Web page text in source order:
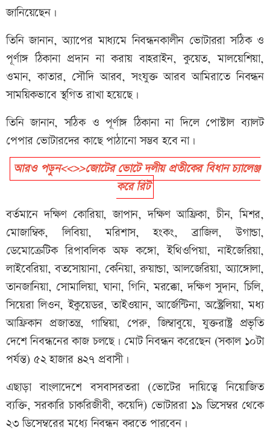
জানিয়েছেন।
তিনি জানান, অ্যাপের মাধ্যমে নিবন্ধনকালীন ভোটাররা সঠিক ও
পূর্ণাঙ্গ ঠিকানা প্রদান না করায় বাহরাইন, কুয়েত, মালয়েশিয়া,
ওমান, কাতার, সৌদি আরব, সংযুক্ত আরব আমিরাতে নিবন্ধন
সাময়িকভাবে স্থগিত রাখা হয়েছে।
তিনি জানান, সঠিক ও পূর্ণাঙ্গ ঠিকানা না দিলে পোস্টাল ব্যালট
পেপার ভোটারদের কাছে পাঠানো সম্ভব হবে না।
আরও পড়ুন<<>>জোটের ভোটে দলীয় প্রতীকের বিধান চ্যালেঞ্জ
করে রিট
বর্তমানে দক্ষিণ কোরিয়া, জাপান, দক্ষিণ আফ্রিকা, চীন, মিশর,
মোজাম্বিক, লিবিয়া, মরিশাস, হংকং, ব্রাজিল, উগান্ডা,
ডেমোক্রেটিক রিপাবলিক অফ কঙ্গো, ইথিওপিয়া, নাইজেরিয়া,
লাইবেরিয়া, বতসোয়ানা, কেনিয়া, রুয়ান্ডা, আলজেরিয়া, অ্যাঙ্গোলা,
তানজানিয়া, সোমালিয়া, ঘানা, গিনি, মরক্কো, দক্ষিণ সুদান, চিলি,
সিয়েরা লিওন, ইকুয়েডর, তাইওয়ান, আর্জেন্টিনা, অস্ট্রেলিয়া, মধ্য
আফ্রিকান প্রজাতন্ত্র, গাম্বিয়া, পেরু, জিম্বাবুয়ে, যুক্তরাষ্ট্র প্রভৃতি
দেশে নিবন্ধনের কাজ চলছে। মোট নিবন্ধন করেছেন (সকাল ১০টা
পর্যন্ত) ৫২ হাজার ৪২৭ প্রবাসী।
এছাড়া বাংলাদেশে বসবাসরতরা (ভোটের দায়িত্বে নিয়োজিত
ব্যক্তি, সরকারি চাকরিজীবী, কয়েদি) ভোটাররা ১৯ ডিসেম্বর থেকে
২৩ ডিসেম্বরের মধ্যে নিবন্ধন করতে পারবেন।